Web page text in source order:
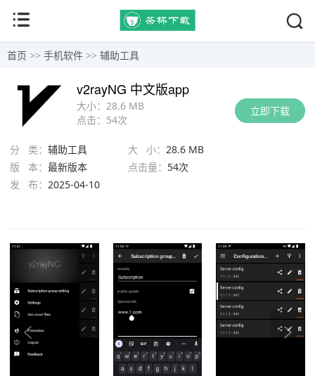
首页 >> 手机软件 >> 辅助工具
立即下载
大小： 28.6 MB
点击： 54次
v2rayNG 中文版app
分 类： 辅助工具 大 小： 28.6 MB
版 本： 最新版本 点击量： 54次
发 布： 2025-04-10